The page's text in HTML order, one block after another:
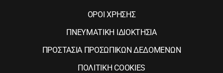
ΟΡΟΙ ΧΡΗΣΗΣ
ΠΝΕΥΜΑΤΙΚΗ ΙΔΙΟΚΤΗΣΙΑ
ΠΡΟΣΤΑΣΙΑ ΠΡΟΣΩΠΙΚΩΝ ΔΕΔΟΜΕΝΩΝ
ΠΟΛΙΤΙΚΗ COOKIES